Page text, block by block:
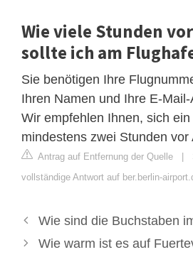
Wie viele Stunden
sollte ich am
Sie benötigen Ihre
Ihren Namen und Ihre E-
Wir empfehlen Ihnen, sich
mindestens zwei Stunden vor
Antrag auf Entfernung der Quelle |
vollständige Antwort auf ber.berlin-
Wie sind die Buchstaben
Wie warm ist es auf